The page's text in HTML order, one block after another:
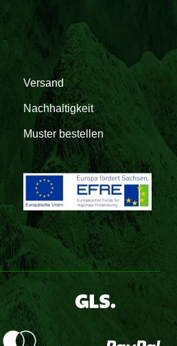
Versand
Nachhaltigkeit
Muster bestellen